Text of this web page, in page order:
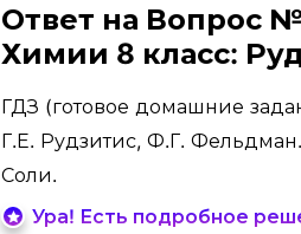
Ответ на Вопрос
Химии 8 класс:
ГДЗ (готовое домашние
Г.Е. Рудзитис, Ф.Г.
Соли.
Ура! Есть подробное